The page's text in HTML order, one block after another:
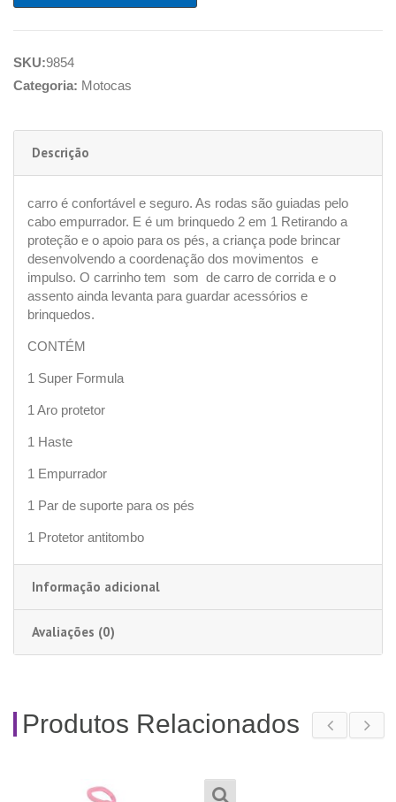
SKU:9854
Categoria: Motocas
Descrição
carro é confortável e seguro. As rodas são guiadas pelo
cabo empurrador. E é um brinquedo 2 em 1 Retirando a
proteção e o apoio para os pés, a criança pode brincar
desenvolvendo a coordenação dos movimentos e
impulso. O carrinho tem som de carro de corrida e o
assento ainda levanta para guardar acessórios e
brinquedos.
CONTÉM
1 Super Formula
1 Aro protetor
1 Haste
1 Empurrador
1 Par de suporte para os pés
1 Protetor antitombo
Informação adicional
Avaliações (0)
Produtos Relacionados